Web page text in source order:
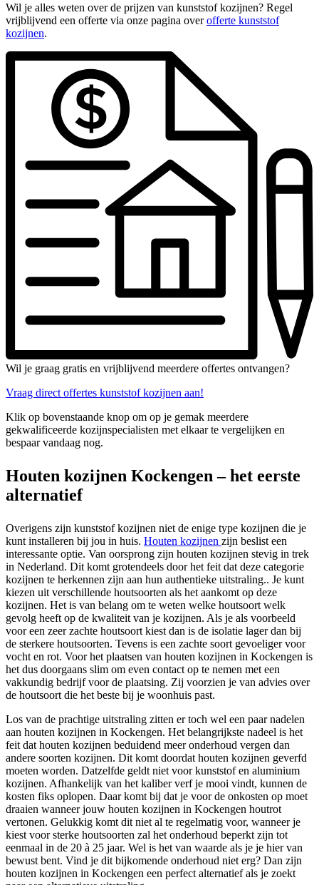
Wil je alles weten over de prijzen van kunststof kozijnen? Regel
vrijblijvend een offerte via onze pagina overofferte kunststof
kozijnen.
Wil je graag gratis en vrijblijvend meerdere offertes ontvangen?
Vraag direct offertes kunststof kozijnen aan!
Klik op bovenstaande knop om op je gemak meerdere
gekwalificeerde kozijnspecialisten met elkaar te vergelijken en
bespaar vandaag nog.
Houten kozijnen Kockengen – het eerste
alternatief
Overigens zijn kunststof kozijnen niet de enige type kozijnen die je
kunt installeren bij jou in huis. Houten kozijnen zijn beslist een
interessante optie. Van oorsprong zijn houten kozijnen stevig in trek
in Nederland. Dit komt grotendeels door het feit dat deze categorie
kozijnen te herkennen zijn aan hun authentieke uitstraling.. Je kunt
kiezen uit verschillende houtsoorten als het aankomt op deze
kozijnen. Het is van belang om te weten welke houtsoort welk
gevolg heeft op de kwaliteit van je kozijnen. Als je als voorbeeld
voor een zeer zachte houtsoort kiest dan is de isolatie lager dan bij
de sterkere houtsoorten. Tevens is een zachte soort gevoeliger voor
vocht en rot. Voor het plaatsen van houten kozijnen in Kockengen is
het dus doorgaans slim om even contact op te nemen met een
vakkundig bedrijf voor de plaatsing. Zij voorzien je van advies over
de houtsoort die het beste bij je woonhuis past.
Los van de prachtige uitstraling zitten er toch wel een paar nadelen
aan houten kozijnen in Kockengen. Het belangrijkste nadeel is het
feit dat houten kozijnen beduidend meer onderhoud vergen dan
andere soorten kozijnen. Dit komt doordat houten kozijnen geverfd
moeten worden. Datzelfde geldt niet voor kunststof en aluminium
kozijnen. Afhankelijk van het kaliber verf je mooi vindt, kunnen de
kosten fiks oplopen. Daar komt bij dat je voor de onkosten op moet
draaien wanneer jouw houten kozijnen in Kockengen houtrot
vertonen. Gelukkig komt dit niet al te regelmatig voor, wanneer je
kiest voor sterke houtsoorten zal het onderhoud beperkt zijn tot
eenmaal in de 20 à 25 jaar. Wel is het van waarde als je je hier van
bewust bent. Vind je dit bijkomende onderhoud niet erg? Dan zijn
houten kozijnen in Kockengen een perfect alternatief als je zoekt